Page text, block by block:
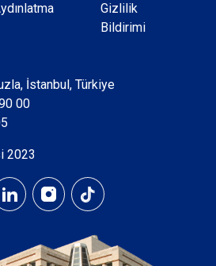
Gizlilik
Bildirimi
İstanbul, Türkiye
00
2023